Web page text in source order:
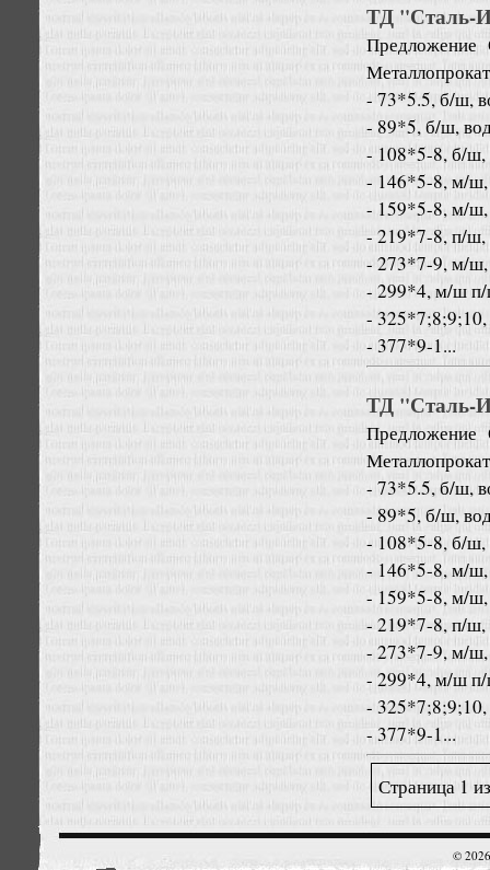
ТД "Сталь-
Предложение
- 73*5.5, б/ш,
- 89*5, б/ш,
- 108*5-8, б/ш,
- 146*5-8, м/ш,
- 159*5-8, м/ш,
- 219*7-8, п/ш,
- 273*7-9, м/ш,
- 299*4, м/ш п/
-
- 377*9-1...
ТД "Сталь-
Предложение
- 73*5.5, б/ш,
- 89*5, б/ш,
- 108*5-8, б/ш,
- 146*5-8, м/ш,
- 159*5-8, м/ш,
- 219*7-8, п/ш,
- 273*7-9, м/ш,
- 299*4, м/ш п/
-
- 377*9-1...
Страница 1
©